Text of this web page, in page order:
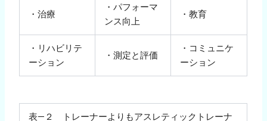
・治療
・パフォーマ
ンス向上
・教育
・リハビリテ
ーション
・測定と評価
・コミュニケ
ーション
表―２ トレーナーよりもアスレティックトレーナ